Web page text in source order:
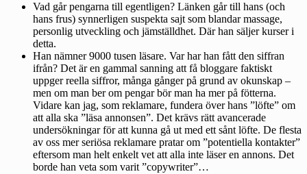
Vad går pengarna till egentligen? Länken går till hans (och
hans frus) synnerligen suspekta sajt som blandar massage,
personlig utveckling och jämställdhet. Där han säljer kurser i
detta.
Han nämner 9000 tusen läsare. Var har han fått den siffran
ifrån? Det är en gammal sanning att få bloggare faktiskt
uppger reella siffror, många gånger på grund av okunskap –
men om man ber om pengar bör man ha mer på fötterna.
Vidare kan jag, som reklamare, fundera över hans ”löfte” om
att alla ska ”läsa annonsen”. Det krävs rätt avancerade
undersökningar för att kunna gå ut med ett sånt löfte. De flesta
av oss mer seriösa reklamare pratar om ”potentiella kontakter”
eftersom man helt enkelt vet att alla inte läser en annons. Det
borde han veta som varit ”copywriter”…